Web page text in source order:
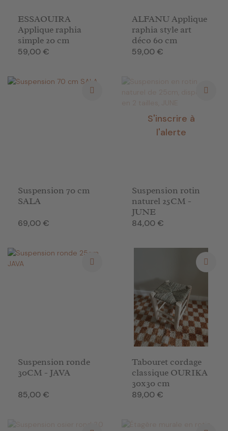
ESSAOUIRA
Applique raphia
simple 20 cm
Prix
59,00 €
ALFANU Applique
raphia style art
déco 60 cm
Prix
59,00 €
Suspension 70 cm
SALA
Prix
69,00 €
S'inscrire à
l'alerte
Suspension rotin
naturel 25CM -
JUNE
Prix
84,00 €
Suspension ronde
30CM - JAVA
Prix
85,00 €
Tabouret cordage
classique OURIKA
30x30 cm
Prix
89,00 €